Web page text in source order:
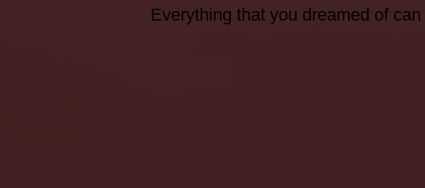
Everything that you dreamed of